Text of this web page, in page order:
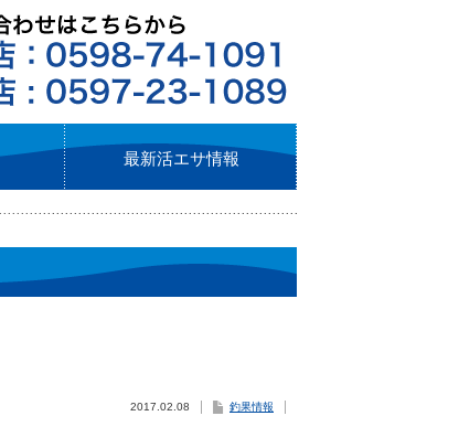
最新活エサ情報
2017.02.08 釣果情報